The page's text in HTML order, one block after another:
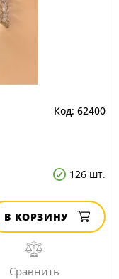
62400
126 шт.
В КОРЗИНУ